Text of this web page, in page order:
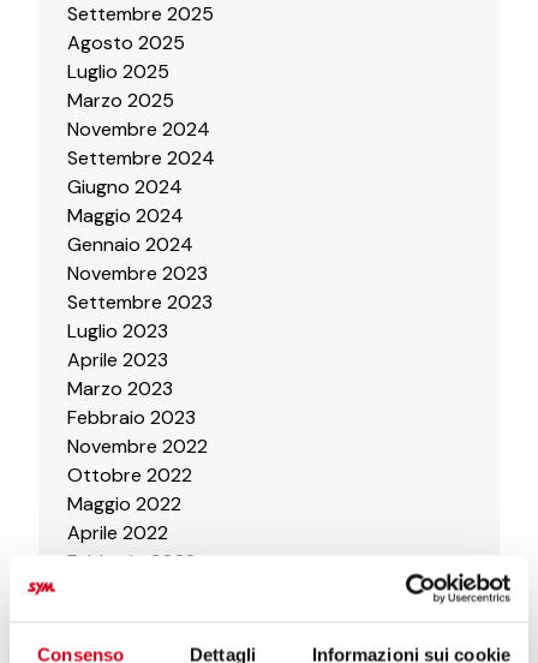
Consenso Dettagli Informazioni sui cookie
Settembre 2025
Agosto 2025
Luglio 2025
Marzo 2025
Novembre 2024
Settembre 2024
Giugno 2024
Maggio 2024
Gennaio 2024
Novembre 2023
Settembre 2023
Luglio 2023
Aprile 2023
Marzo 2023
Febbraio 2023
Novembre 2022
Ottobre 2022
Maggio 2022
Aprile 2022
Febbraio 2022
Agosto 2021